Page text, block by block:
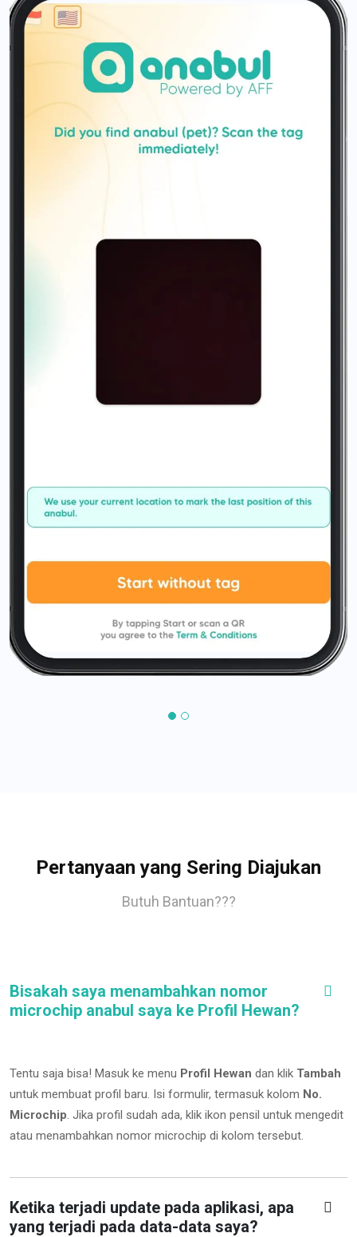
Pertanyaan yang Sering Diajukan
Butuh Bantuan???
Bisakah saya menambahkan nomor
microchip anabul saya ke Profil Hewan?
Tentu saja bisa! Masuk ke menu Profil Hewan dan klik Tambah
untuk membuat profil baru. Isi formulir, termasuk kolom No.
Microchip. Jika profil sudah ada, klik ikon pensil untuk mengedit
atau menambahkan nomor microchip di kolom tersebut.
Ketika terjadi update pada aplikasi, apa
yang terjadi pada data-data saya?